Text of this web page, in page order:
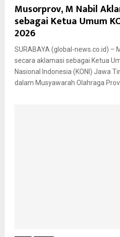
Musorprov, M Nabil
sebagai Ketua Umum
2026
SURABAYA (global-news.co.id) –
secara aklamasi sebagai Ketua
Nasional Indonesia (KONI) Jawa
dalam Musyawarah Olahraga